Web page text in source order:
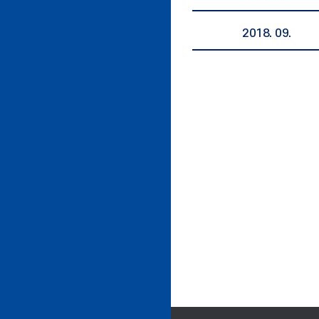
2018. 09.